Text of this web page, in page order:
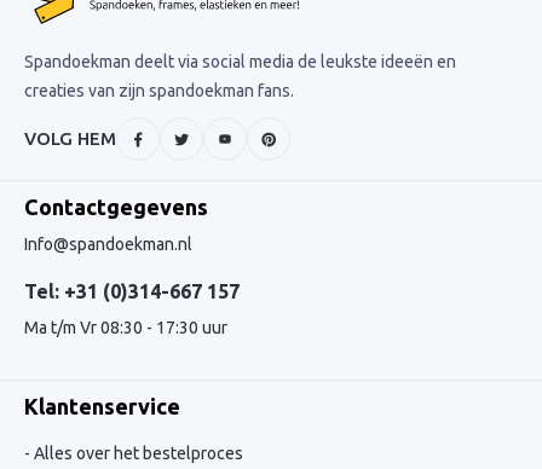
Spandoekman deelt via social media de leukste ideeën en
creaties van zijn spandoekman fans.
VOLG HEM
Contactgegevens
Info@spandoekman.nl
Tel: +31 (0)314-667 157
Ma t/m Vr 08:30 - 17:30 uur
Klantenservice
Alles over het bestelproces